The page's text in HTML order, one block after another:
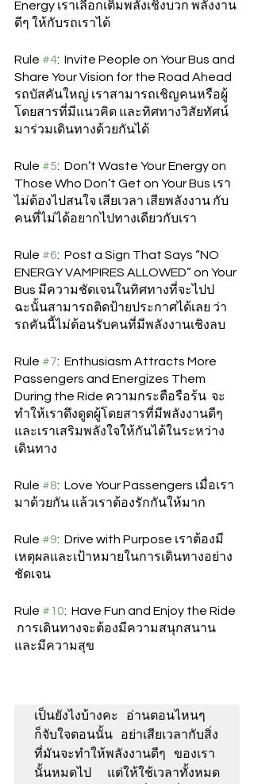
Energy เราเลือกเติมพลังเชิงบวก พลังงาน
ดีๆ ให้กับรถเราได้
Rule #4:  Invite People on Your Bus and
Share Your Vision for the Road Ahead
รถบัสคันใหญ่ เราสามารถเชิญคนหรือผู้
โดยสารที่มีแนวคิด และทิศทางวิสัยทัศน์
มาร่วมเดินทางด้วยกันได้
Rule #5:  Don’t Waste Your Energy on
Those Who Don’t Get on Your Bus เรา
ไม่ต้องไปสนใจ เสียเวลา เสียพลังงาน กับ
คนที่ไม่ได้อยากไปทางเดียวกับเรา
Rule #6:  Post a Sign That Says “NO
ENERGY VAMPIRES ALLOWED” on Your
Bus มีความชัดเจนในทิศทางที่จะไปป
ฉะนั้นสามารถติดป้ายประกาศได้เลย ว่า
รถคันนี้ไม่ต้อนรับคนที่มีพลังงานเชิงลบ
Rule #7:  Enthusiasm Attracts More
Passengers and Energizes Them
During the Ride ความกระตือรือร้น  จะ
ทำให้เราดึงดูดผู้โดยสารที่มีพลังงานดีๆ
และเราเสริมพลังใจให้กันได้ในระหว่าง
เดินทาง
Rule #8:  Love Your Passengers เมื่อเรา
มาด้วยกัน แล้วเราต้องรักกันให้มาก
Rule #9:  Drive with Purpose เราต้องมี
เหตุผลและเป้าหมายในการเดินทางอย่าง
ชัดเจน
Rule #10:  Have Fun and Enjoy the Ride
การเดินทางจะต้องมีความสนุกสนาน
และมีความสุข
เป็นยังไงบ้างคะ อ่านตอนไหนๆ
ก็จับใจตอนนั้น อย่าเสียเวลากับสิ่ง
ที่มันจะทําให้พลังงานดีๆ ของเรา
นั้นหมดไป  แต่ให้ใช้เวลาทั้งหมด